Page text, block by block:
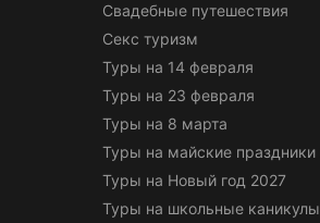
Свадебные путешествия
Секс туризм
Туры на 14 февраля
Туры на 23 февраля
Туры на 8 марта
Туры на майские праздники
Туры на Новый год 2027
Туры на школьные каникулы